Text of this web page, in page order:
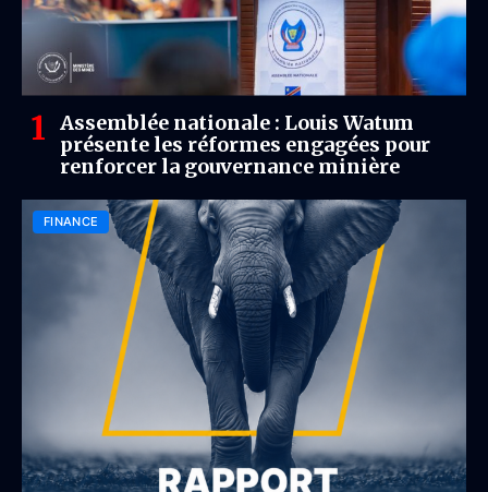
Assemblée nationale : Louis Watum
présente les réformes engagées pour
renforcer la gouvernance minière
FINANCE